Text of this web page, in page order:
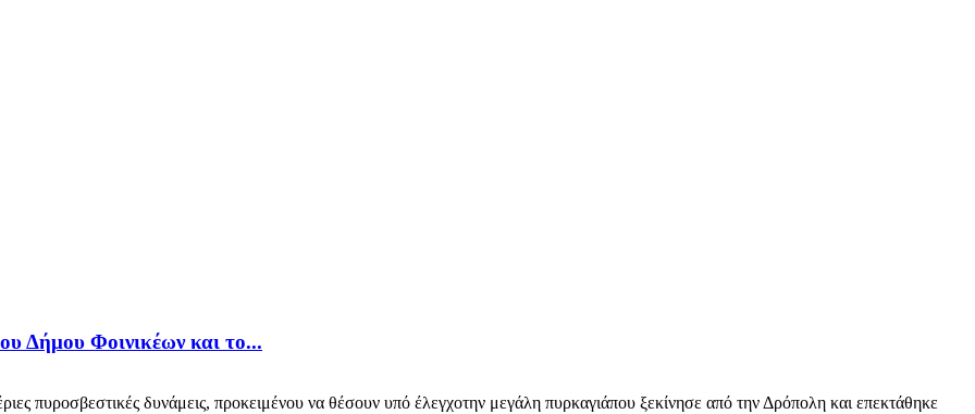
Δήμου Φοινικέων και το...
πυροσβεστικές δυνάμεις, προκειμένου να θέσουν υπό έλεγχοτην μεγάλη πυρκαγιάπου ξεκίνησε από την Δρόπολη και επεκτάθηκε